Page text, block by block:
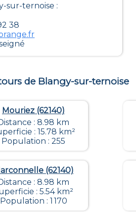
sur-ternoise :
38
de Blangy-sur-ternoise
Mouriez (62140)
: 8.98 km
: 15.78 km²
Population : 255
(62140)
: 8.98 km
: 5.54 km²
Population : 1 170